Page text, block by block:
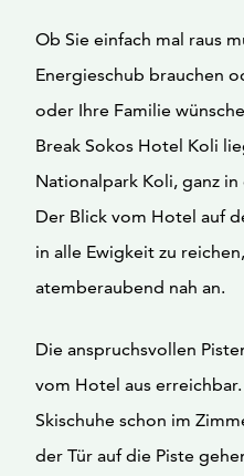
Ob Sie einfach mal raus
Energieschub brauchen
oder Ihre Familie
Break Sokos Hotel Koli
Nationalpark Koli, ganz
Der Blick vom Hotel auf
in alle Ewigkeit zu
atemberaubend nah an.
Die anspruchsvollen
vom Hotel aus
Skischuhe schon im
der Tür auf die Piste